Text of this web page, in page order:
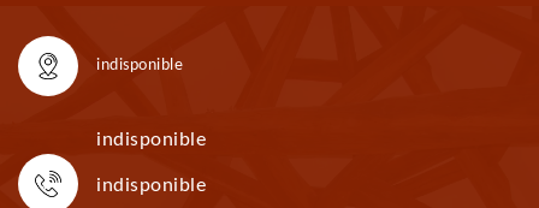
indisponible
indisponible
indisponible